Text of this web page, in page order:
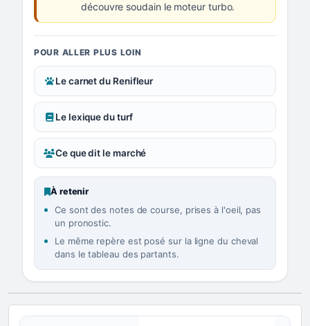
découvre soudain le moteur turbo.
POUR ALLER PLUS LOIN
Le carnet du Renifleur
Le lexique du turf
Ce que dit le marché
À retenir
Ce sont des notes de course, prises à l'oeil, pas
un pronostic.
Le même repère est posé sur la ligne du cheval
dans le tableau des partants.